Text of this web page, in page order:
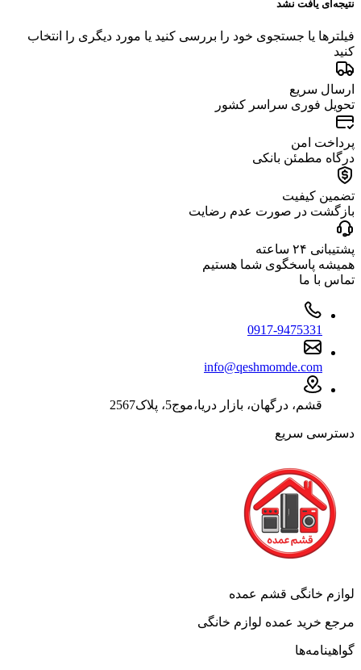
نتیجه‌ای یافت نشد
فیلترها یا جستجوی خود را بررسی کنید یا مورد دیگری را انتخاب
کنید
ارسال سریع
تحویل فوری سراسر کشور
پرداخت امن
درگاه مطمئن بانکی
تضمین کیفیت
بازگشت در صورت عدم رضایت
پشتیبانی ۲۴ ساعته
همیشه پاسخگوی شما هستیم
تماس با ما
0917-9475331
info@qeshmomde.com
قشم، درگهان، بازار دریا،موج5، پلاک2567
دسترسی سریع
لوازم خانگی قشم عمده
مرجع خرید عمده لوازم خانگی
گواهینامه‌ها